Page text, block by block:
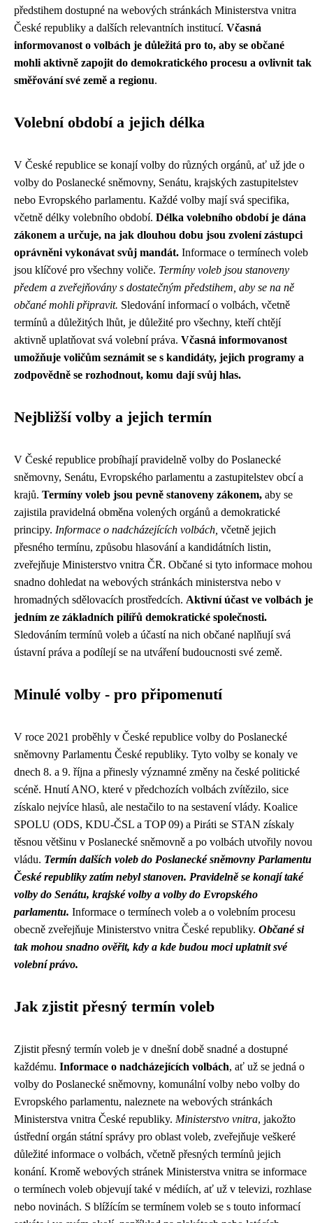
předstihem dostupné na webových stránkách Ministerstva vnitra
České republiky a dalších relevantních institucí. Včasná
informovanost o volbách je důležitá pro to, aby se občané
mohli aktivně zapojit do demokratického procesu a ovlivnit tak
směřování své země a regionu.
Volební období a jejich délka
V České republice se konají volby do různých orgánů, ať už jde o
volby do Poslanecké sněmovny, Senátu, krajských zastupitelstev
nebo Evropského parlamentu. Každé volby mají svá specifika,
včetně délky volebního období. Délka volebního období je dána
zákonem a určuje, na jak dlouhou dobu jsou zvolení zástupci
oprávněni vykonávat svůj mandát. Informace o termínech voleb
jsou klíčové pro všechny voliče. Termíny voleb jsou stanoveny
předem a zveřejňovány s dostatečným předstihem, aby se na ně
občané mohli připravit. Sledování informací o volbách, včetně
termínů a důležitých lhůt, je důležité pro všechny, kteří chtějí
aktivně uplatňovat svá volební práva. Včasná informovanost
umožňuje voličům seznámit se s kandidáty, jejich programy a
zodpovědně se rozhodnout, komu dají svůj hlas.
Nejbližší volby a jejich termín
V České republice probíhají pravidelně volby do Poslanecké
sněmovny, Senátu, Evropského parlamentu a zastupitelstev obcí a
krajů. Termíny voleb jsou pevně stanoveny zákonem, aby se
zajistila pravidelná obměna volených orgánů a demokratické
principy. Informace o nadcházejících volbách, včetně jejich
přesného termínu, způsobu hlasování a kandidátních listin,
zveřejňuje Ministerstvo vnitra ČR. Občané si tyto informace mohou
snadno dohledat na webových stránkách ministerstva nebo v
hromadných sdělovacích prostředcích. Aktivní účast ve volbách je
jedním ze základních pilířů demokratické společnosti.
Sledováním termínů voleb a účastí na nich občané naplňují svá
ústavní práva a podílejí se na utváření budoucnosti své země.
Minulé volby - pro připomenutí
V roce 2021 proběhly v České republice volby do Poslanecké
sněmovny Parlamentu České republiky. Tyto volby se konaly ve
dnech 8. a 9. října a přinesly významné změny na české politické
scéně. Hnutí ANO, které v předchozích volbách zvítězilo, sice
získalo nejvíce hlasů, ale nestačilo to na sestavení vlády. Koalice
SPOLU (ODS, KDU-ČSL a TOP 09) a Piráti se STAN získaly
těsnou většinu v Poslanecké sněmovně a po volbách utvořily novou
vládu. Termín dalších voleb do Poslanecké sněmovny Parlamentu
České republiky zatím nebyl stanoven. Pravidelně se konají také
volby do Senátu, krajské volby a volby do Evropského
parlamentu. Informace o termínech voleb a o volebním procesu
obecně zveřejňuje Ministerstvo vnitra České republiky. Občané si
tak mohou snadno ověřit, kdy a kde budou moci uplatnit své
volební právo.
Jak zjistit přesný termín voleb
Zjistit přesný termín voleb je v dnešní době snadné a dostupné
každému. Informace o nadcházejících volbách, ať už se jedná o
volby do Poslanecké sněmovny, komunální volby nebo volby do
Evropského parlamentu, naleznete na webových stránkách
Ministerstva vnitra České republiky. Ministerstvo vnitra, jakožto
ústřední orgán státní správy pro oblast voleb, zveřejňuje veškeré
důležité informace o volbách, včetně přesných termínů jejich
konání. Kromě webových stránek Ministerstva vnitra se informace
o termínech voleb objevují také v médiích, ať už v televizi, rozhlase
nebo novinách. S blížícím se termínem voleb se s touto informací